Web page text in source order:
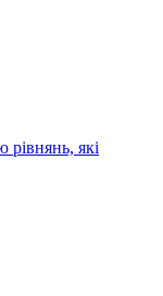
рівнянь, які